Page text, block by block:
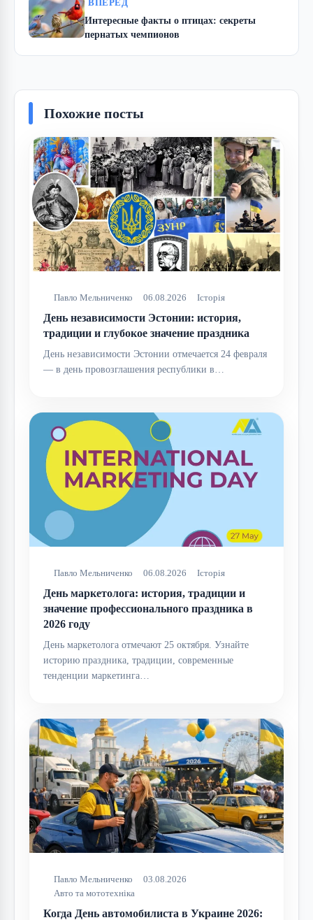
ВПЕРЁД
Интересные факты о птицах: секреты
пернатых чемпионов
Похожие посты
Павло Мельниченко 06.08.2026 Історія
День независимости Эстонии: история,
традиции и глубокое значение праздника
День независимости Эстонии отмечается 24 февраля
— в день провозглашения республики в…
Павло Мельниченко 06.08.2026 Історія
День маркетолога: история, традиции и
значение профессионального праздника в
2026 году
День маркетолога отмечают 25 октября. Узнайте
историю праздника, традиции, современные
тенденции маркетинга…
Павло Мельниченко
03.08.2026
Авто та мототехніка
Когда День автомобилиста в Украине 2026: